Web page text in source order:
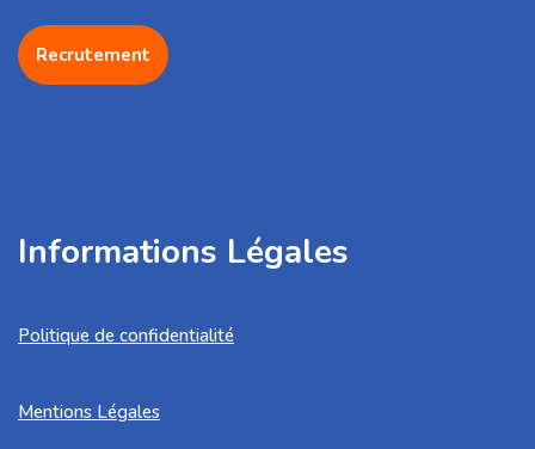
Recrutement
Informations Légales
Politique de confidentialité
Mentions Légales